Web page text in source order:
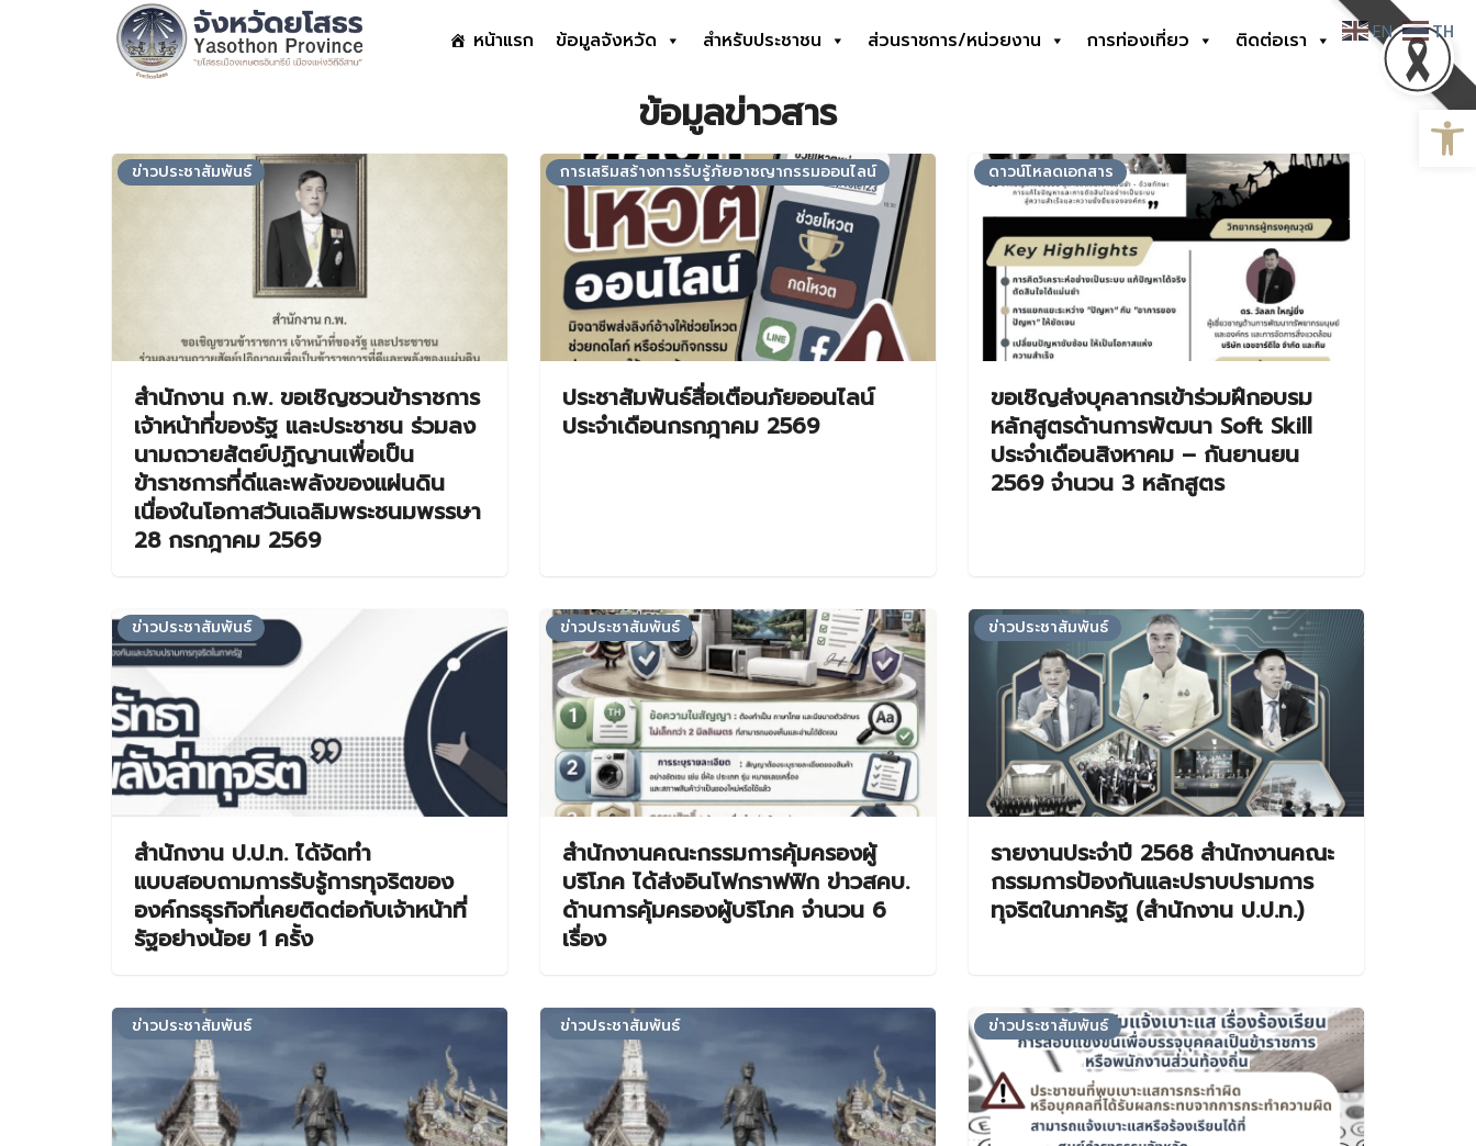
หน้าแรก ข้อมูลจังหวัด สำหรับประชาชน ส่วนราชการ/หน่วยงาน การท่องเที่ยว
ติดต่อเรา
ข้อมูลข่าวสาร
ข่าวประชาสัมพันธ์
สำนักงาน ก.พ. ขอเชิญชวนข้าราชการ
เจ้าหน้าที่ของรัฐ และประชาชน ร่วมลง
นามถวายสัตย์ปฏิญานเพื่อเป็น
ข้าราชการที่ดีและพลังของแผ่นดิน
เนื่องในโอกาสวันเฉลิมพระชนมพรรษา
28 กรกฎาคม 2569
การเสริมสร้างการรับรู้ภัยอาชญากรรมออนไลน์
ประชาสัมพันธ์สื่อเตือนภัยออนไลน์
ประจำเดือนกรกฎาคม 2569
ดาวน์โหลดเอกสาร
ขอเชิญส่งบุคลากรเข้าร่วมฝึกอบรม
หลักสูตรด้านการพัฒนา Soft Skill
ประจำเดือนสิงหาคม – กันยานยน
2569 จำนวน 3 หลักสูตร
ข่าวประชาสัมพันธ์
สำนักงาน ป.ป.ท. ได้จัดทำ
แบบสอบถามการรับรู้การทุจริตของ
องค์กรธุรกิจที่เคยติดต่อกับเจ้าหน้าที่
รัฐอย่างน้อย 1 ครั้ง
ข่าวประชาสัมพันธ์
สำนักงานคณะกรรมการคุ้มครองผู้
บริโภค ได้ส่งอินโฟกราฟฟิก ข่าวสคบ.
ด้านการคุ้มครองผู้บริโภค จำนวน 6
เรื่อง
ข่าวประชาสัมพันธ์
รายงานประจำปี 2568 สำนักงานคณะ
กรรมการป้องกันและปราบปรามการ
ทุจริตในภาครัฐ (สำนักงาน ป.ป.ท.)
ข่าวประชาสัมพันธ์ ข่าวประชาสัมพันธ์ ข่าวประชาสัมพันธ์
EN TH